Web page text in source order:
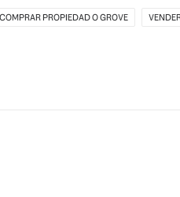
COMPRAR PROPIEDAD O GROVE